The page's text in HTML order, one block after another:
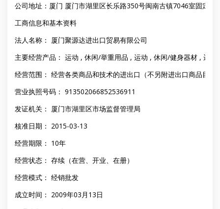
公司地址：厦门 厦门市湖里区长乐路350号闽南古镇7046室固定
工商信息和基本资料
法人名称： 厦门聚源达进出口贸易有限公司
主要经营产品： 运动 , 休闲/举重用品 , 运动 , 休闲/健身器材 , 运
经营范围： 经营各类商品和技术的进出口（不另附进出口商品目
营业执照号码： 913502066852536911
发证机关： 厦门市湖里区市场监督管理局
核准日期： 2015-03-13
经营期限： 10年
经营状态： 存续（在营、开业、在册）
经营模式： 经销批发
成立时间： 2009年03月13日